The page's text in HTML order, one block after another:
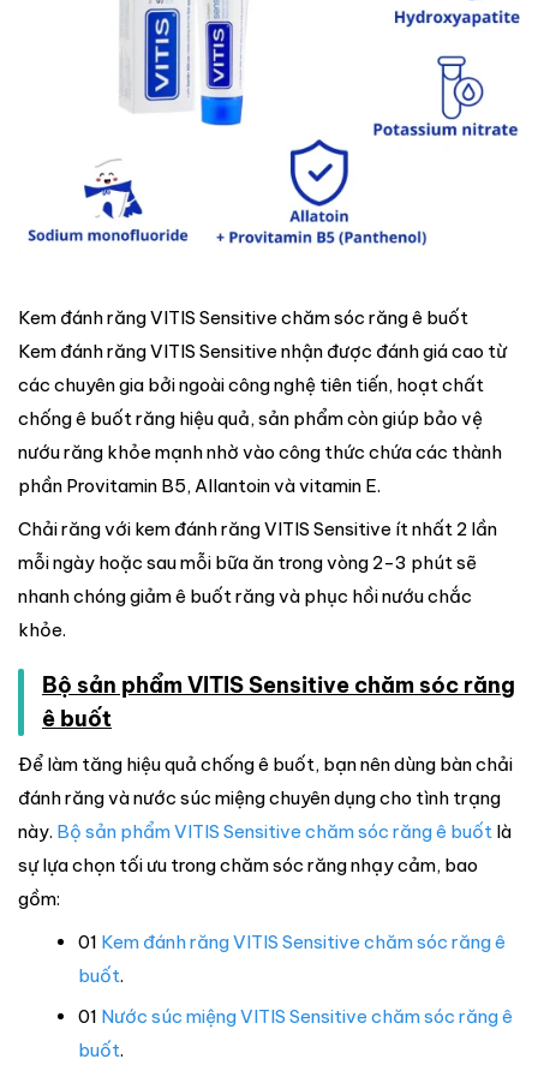
Kem đánh răng VITIS Sensitive chăm sóc răng ê buốt
Kem đánh răng VITIS Sensitive nhận được đánh giá cao từ
các chuyên gia bởi ngoài công nghệ tiên tiến, hoạt chất
chống ê buốt răng hiệu quả, sản phẩm còn giúp bảo vệ
nướu răng khỏe mạnh nhờ vào công thức chứa các thành
phần Provitamin B5, Allantoin và vitamin E.
Chải răng với kem đánh răng VITIS Sensitive ít nhất 2 lần
mỗi ngày hoặc sau mỗi bữa ăn trong vòng 2-3 phút sẽ
nhanh chóng giảm ê buốt răng và phục hồi nướu chắc
khỏe.
Bộ sản phẩm VITIS Sensitive chăm sóc răng
ê buốt
Để làm tăng hiệu quả chống ê buốt, bạn nên dùng bàn chải
đánh răng và nước súc miệng chuyên dụng cho tình trạng
này. Bộ sản phẩm VITIS Sensitive chăm sóc răng ê buốt là
sự lựa chọn tối ưu trong chăm sóc răng nhạy cảm, bao
gồm:
01 Kem đánh răng VITIS Sensitive chăm sóc răng ê
buốt.
01 Nước súc miệng VITIS Sensitive chăm sóc răng ê
buốt.